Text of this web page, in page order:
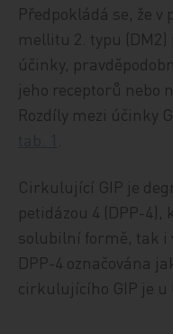
Předpokládá se, že v
mellitu 2. typu
účinky,
jeho receptorů nebo
Rozdíly mezi účinky
Cirkulující GIP je
petidázou 4 (DPP-4),
solubilní formě, tak i
DPP-4 označována
cirkulujícího GIP je u